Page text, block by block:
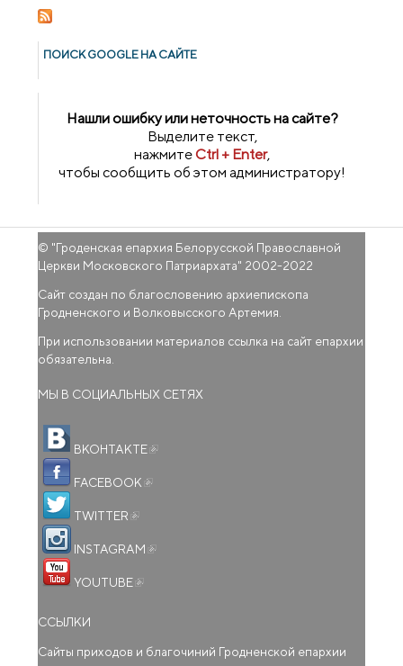
ПОИСК GOОGLE НА САЙТЕ
Нашли ошибку или неточность на сайте?
Выделите текст,
нажмитеCtrl + Enter,
чтобы сообщить об этом администратору!
© "Гроденская епархия Белорусской Православной
Церкви Московского Патриархата" 2002-2022
Сайт создан по благословению архиепископа
Гродненского и Волковысского Артемия.
При использовании материалов ссылка на сайт епархии
обязательна.
МЫ В СОЦИАЛЬНЫХ СЕТЯХ
ВКОНТАКТЕ
FACEBOOK
TWITTER
INSTAGRAM
YOUTUBE
ССЫЛКИ
Сайты приходов и благочиний Гродненской епархии